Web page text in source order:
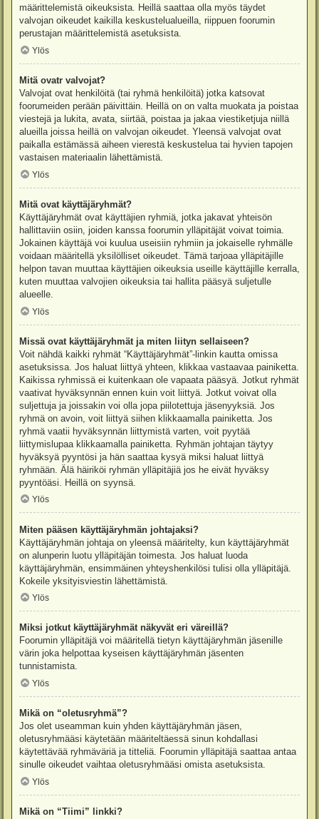
määrittelemistä oikeuksista. Heillä saattaa olla myös täydet
valvojan oikeudet kaikilla keskustelualueilla, riippuen foorumin
perustajan määrittelemistä asetuksista.
Ylös
Mitä ovatr valvojat?
Valvojat ovat henkilöitä (tai ryhmä henkilöitä) jotka katsovat
foorumeiden perään päivittäin. Heillä on on valta muokata ja poistaa
viestejä ja lukita, avata, siirtää, poistaa ja jakaa viestiketjuja niillä
alueilla joissa heillä on valvojan oikeudet. Yleensä valvojat ovat
paikalla estämässä aiheen vierestä keskustelua tai hyvien tapojen
vastaisen materiaalin lähettämistä.
Ylös
Mitä ovat käyttäjäryhmät?
Käyttäjäryhmät ovat käyttäjien ryhmiä, jotka jakavat yhteisön
hallittaviin osiin, joiden kanssa foorumin ylläpitäjät voivat toimia.
Jokainen käyttäjä voi kuulua useisiin ryhmiin ja jokaiselle ryhmälle
voidaan määritellä yksilölliset oikeudet. Tämä tarjoaa ylläpitäjille
helpon tavan muuttaa käyttäjien oikeuksia useille käyttäjille kerralla,
kuten muuttaa valvojien oikeuksia tai hallita pääsyä suljetulle
alueelle.
Ylös
Missä ovat käyttäjäryhmät ja miten liityn sellaiseen?
Voit nähdä kaikki ryhmät “Käyttäjäryhmät”-linkin kautta omissa
asetuksissa. Jos haluat liittyä yhteen, klikkaa vastaavaa painiketta.
Kaikissa ryhmissä ei kuitenkaan ole vapaata pääsyä. Jotkut ryhmät
vaativat hyväksynnän ennen kuin voit liittyä. Jotkut voivat olla
suljettuja ja joissakin voi olla jopa piilotettuja jäsenyyksiä. Jos
ryhmä on avoin, voit liittyä siihen klikkaamalla painiketta. Jos
ryhmä vaatii hyväksynnän liittymistä varten, voit pyytää
liittymislupaa klikkaamalla painiketta. Ryhmän johtajan täytyy
hyväksyä pyyntösi ja hän saattaa kysyä miksi haluat liittyä
ryhmään. Älä häiriköi ryhmän ylläpitäjiä jos he eivät hyväksy
pyyntöäsi. Heillä on syynsä.
Ylös
Miten pääsen käyttäjäryhmän johtajaksi?
Käyttäjäryhmän johtaja on yleensä määritelty, kun käyttäjäryhmät
on alunperin luotu ylläpitäjän toimesta. Jos haluat luoda
käyttäjäryhmän, ensimmäinen yhteyshenkilösi tulisi olla ylläpitäjä.
Kokeile yksityisviestin lähettämistä.
Ylös
Miksi jotkut käyttäjäryhmät näkyvät eri väreillä?
Foorumin ylläpitäjä voi määritellä tietyn käyttäjäryhmän jäsenille
värin joka helpottaa kyseisen käyttäjäryhmän jäsenten
tunnistamista.
Ylös
Mikä on “oletusryhmä”?
Jos olet useamman kuin yhden käyttäjäryhmän jäsen,
oletusryhmääsi käytetään määriteltäessä sinun kohdallasi
käytettävää ryhmäväriä ja titteliä. Foorumin ylläpitäjä saattaa antaa
sinulle oikeudet vaihtaa oletusryhmääsi omista asetuksista.
Ylös
Mikä on “Tiimi” linkki?